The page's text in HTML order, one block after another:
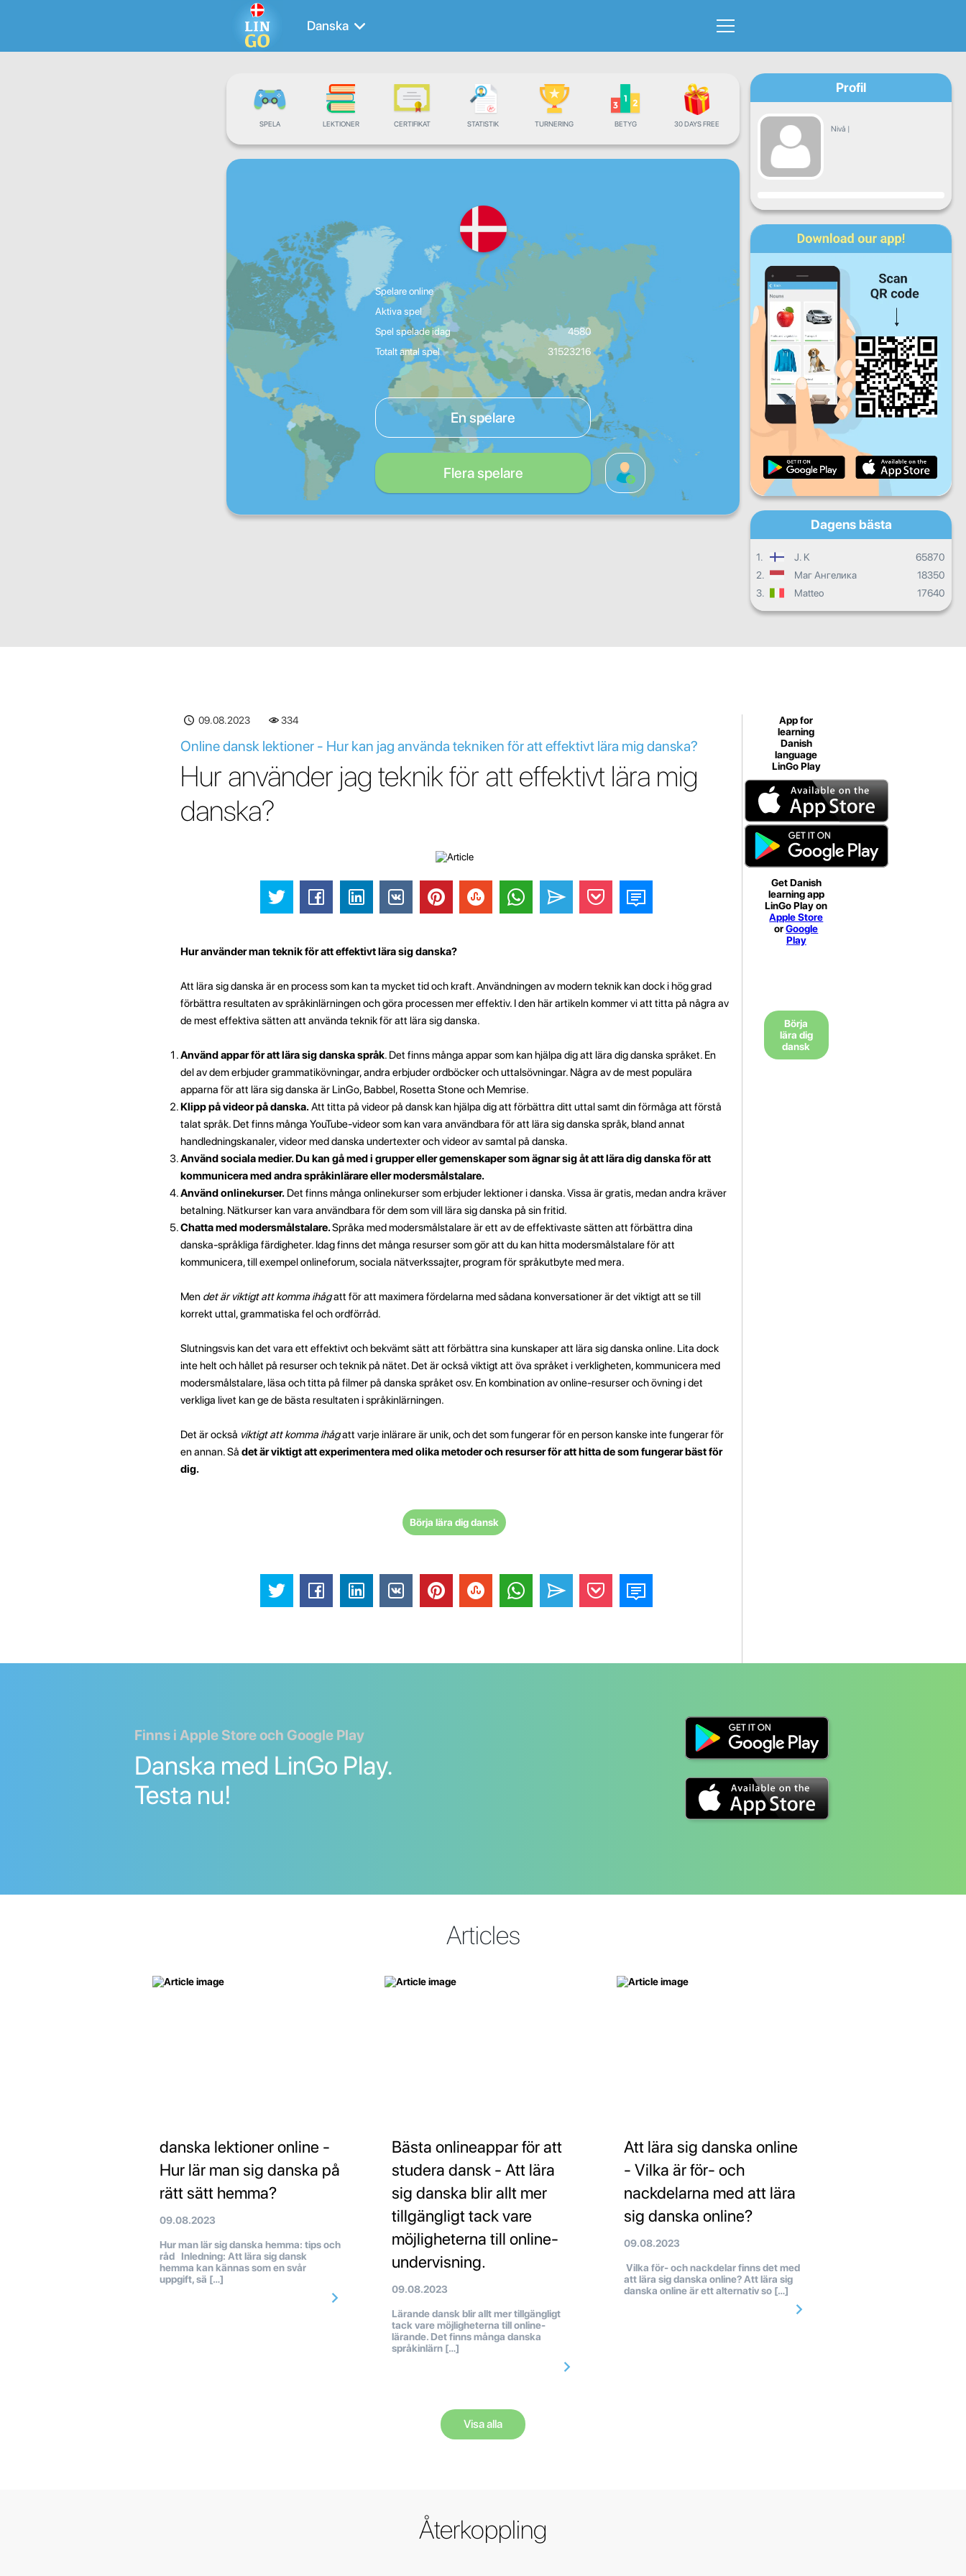
Danska
SPELA LEKTIONER CERTIFIKAT STATISTIK TURNERING BETYG 30 DAYS FREE
Spelare online
Aktiva spel
Spel spelade idag
4580
Totalt antal spel
31523216
En spelare
Flera spelare
Profil
Nivå |
Framsteg
Mån Ons Tor
Lör Sön
Dagliga framsteg
Månatliga framsteg
Sammanlagda framsteg
Dagens bästa
1. J. K
65870
2.
Маг Ангелика
18350
3.
Matteo 17640
09.08.2023 334
Online dansk lektioner - Hur kan jag använda tekniken för att effektivt lära mig danska?
Hur använder jag teknik för att effektivt lära mig
danska?
Hur använder man teknik för att effektivt lära sig danska?
Att lära sig danska är en process som kan ta mycket tid och kraft. Användningen av modern teknik kan dock i hög grad
förbättra resultaten av språkinlärningen och göra processen mer effektiv. I den här artikeln kommer vi att titta på några av
de mest effektiva sätten att använda teknik för att lära sig danska.
Använd appar för att lära sig danska språk. Det finns många appar som kan hjälpa dig att lära dig danska språket. En
del av dem erbjuder grammatikövningar, andra erbjuder ordböcker och uttalsövningar. Några av de mest populära
apparna för att lära sig danska är LinGo, Babbel, Rosetta Stone och Memrise.
Klipp på videor på danska.Att titta på videor på dansk kan hjälpa dig att förbättra ditt uttal samt din förmåga att förstå
talat språk. Det finns många YouTube-videor som kan vara användbara för att lära sig danska språk, bland annat
handledningskanaler, videor med danska undertexter och videor av samtal på danska.
Använd sociala medier. Du kan gå med i grupper eller gemenskaper som ägnar sig åt att lära dig danska för att
kommunicera med andra språkinlärare eller modersmålstalare.
Använd onlinekurser.Det finns många onlinekurser som erbjuder lektioner i danska. Vissa är gratis, medan andra kräver
betalning. Nätkurser kan vara användbara för dem som vill lära sig danska på sin fritid.
Chatta med modersmålstalare.Språka med modersmålstalare är ett av de effektivaste sätten att förbättra dina
danska-språkliga färdigheter. Idag finns det många resurser som gör att du kan hitta modersmålstalare för att
kommunicera, till exempel onlineforum, sociala nätverkssajter, program för språkutbyte med mera.
Men det är viktigt att komma ihågatt för att maximera fördelarna med sådana konversationer är det viktigt att se till
korrekt uttal, grammatiska fel och ordförråd.
Slutningsvis kan det vara ett effektivt och bekvämt sätt att förbättra sina kunskaper att lära sig danska online. Lita dock
inte helt och hållet på resurser och teknik på nätet. Det är också viktigt att öva språket i verkligheten, kommunicera med
modersmålstalare, läsa och titta på filmer på danska språket osv. En kombination av online-resurser och övning i det
verkliga livet kan ge de bästa resultaten i språkinlärningen.
Det är också viktigt att komma ihågatt varje inlärare är unik, och det som fungerar för en person kanske inte fungerar för
en annan. Så det är viktigt att experimentera med olika metoder och resurser för att hitta de som fungerar bäst för
dig.
Börja lära dig dansk
App for
learning
Danish
language
LinGo Play
Get Danish
learning app
LinGo Play on
Apple Store
orGoogle
Play
Börja
lära dig
dansk
Finns i Apple Store och Google Play
Danska med LinGo Play.
Testa nu!
Articles
danska lektioner online -
Hur lär man sig danska på
rätt sätt hemma?
09.08.2023
Hur man lär sig danska hemma: tips och
råd Inledning: Att lära sig dansk
hemma kan kännas som en svår
uppgift, sä […]
Bästa onlineappar för att
studera dansk - Att lära
sig danska blir allt mer
tillgängligt tack vare
möjligheterna till online-
undervisning.
09.08.2023
Lärande dansk blir allt mer tillgängligt
tack vare möjligheterna till online-
lärande. Det finns många danska
språkinlärn […]
Att lära sig danska online
- Vilka är för- och
nackdelarna med att lära
sig danska online?
09.08.2023
Vilka för- och nackdelar finns det med
att lära sig danska online? Att lära sig
danska online är ett alternativ so […]
Visa alla
Återkoppling